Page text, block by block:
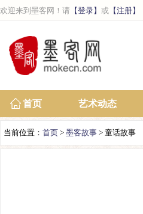
欢迎来到墨客网！请 【登录】 或 【注册】
首页 艺术动态
当前位置： 首页 > 墨客故事 > 童话故事